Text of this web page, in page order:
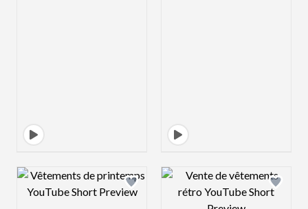
Design preview image Design preview